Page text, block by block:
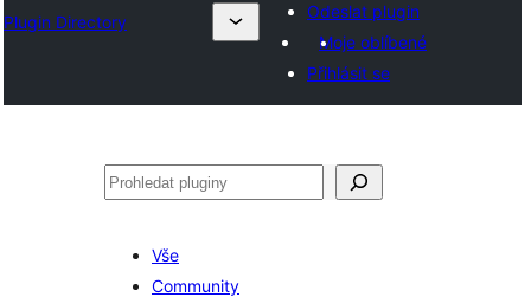
Plugin Directory
Odeslat plugin
Moje oblíbené
Přihlásit se
Hledat
Vše
Community